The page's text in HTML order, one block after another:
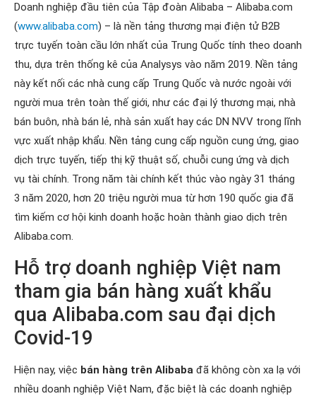
Doanh nghiệp đầu tiên của Tập đoàn Alibaba – Alibaba.com
(www.alibaba.com) – là nền tảng thương mại điện tử B2B
trực tuyến toàn cầu lớn nhất của Trung Quốc tính theo doanh
thu, dựa trên thống kê của Analysys vào năm 2019. Nền tảng
này kết nối các nhà cung cấp Trung Quốc và nước ngoài với
người mua trên toàn thế giới, như các đại lý thương mại, nhà
bán buôn, nhà bán lẻ, nhà sản xuất hay các DN NVV trong lĩnh
vực xuất nhập khẩu. Nền tảng cung cấp nguồn cung ứng, giao
dịch trực tuyến, tiếp thị kỹ thuật số, chuỗi cung ứng và dịch
vụ tài chính. Trong năm tài chính kết thúc vào ngày 31 tháng
3 năm 2020, hơn 20 triệu người mua từ hơn 190 quốc gia đã
tìm kiếm cơ hội kinh doanh hoặc hoàn thành giao dịch trên
Alibaba.com.
Hỗ trợ doanh nghiệp Việt nam
tham gia bán hàng xuất khẩu
qua Alibaba.com sau đại dịch
Covid-19
Hiện nay, việc bán hàng trên Alibaba đã không còn xa lạ với
nhiều doanh nghiệp Việt Nam, đặc biệt là các doanh nghiệp